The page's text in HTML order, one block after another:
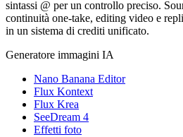
sintassi @ per un controllo preciso.
continuità one-take, editing video e
in un sistema di crediti unificato.
Generatore immagini IA
Nano Banana Editor
Flux Kontext
Flux Krea
SeeDream 4
Effetti foto